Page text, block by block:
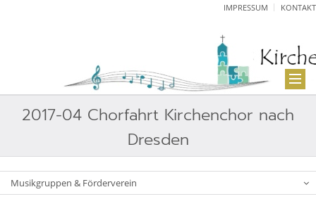
IMPRESSUM KONTAKT
2017-04 Chorfahrt Kirchenchor nach
Dresden
Musikgruppen & Förderverein